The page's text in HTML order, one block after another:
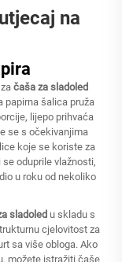
na
čaša za sladoled
papirna šalica pruža
lijepo prihvaća
se s očekivanjima
koje se koriste za
oduprile vlažnosti,
u roku od nekoliko
sladoled u skladu s
cjelovitost za
sa više obloga. Ako
možete istražiti čaše